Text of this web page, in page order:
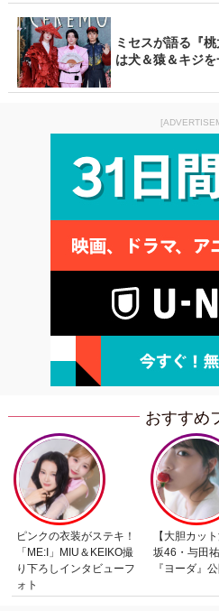
ミセスが語る『
は犬＆猿＆キジ
おすすめ
ピンクの衣装がステキ！
「ME:I」MIU＆KEIKO撮
り下ろしインタビューフ
ォト
【大胆カッ
坂46・与田
『ヨーダ』